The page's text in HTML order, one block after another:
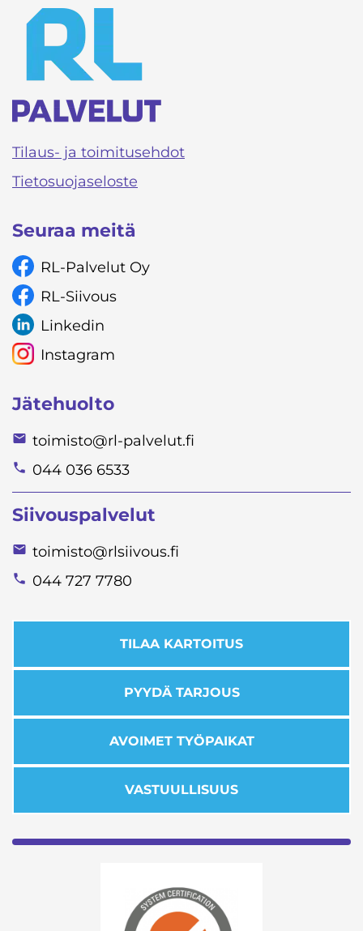
Tilaus- ja toimitusehdot
Tietosuojaseloste
Seuraa meitä
RL-Palvelut Oy
RL-Siivous
Linkedin
Instagram
Jätehuolto
toimisto@rl-palvelut.fi
044 036 6533
Siivouspalvelut
toimisto@rlsiivous.fi
044 727 7780
TILAA KARTOITUS
PYYDÄ TARJOUS
AVOIMET TYÖPAIKAT
VASTUULLISUUS